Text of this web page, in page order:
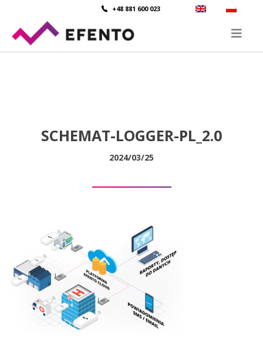
+48 881 600 023
SCHEMAT-LOGGER-PL_2.0
2024/03/25